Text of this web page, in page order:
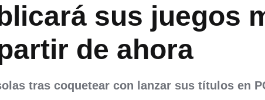
sus juegos
de ahora
tras coquetear con lanzar sus títulos en